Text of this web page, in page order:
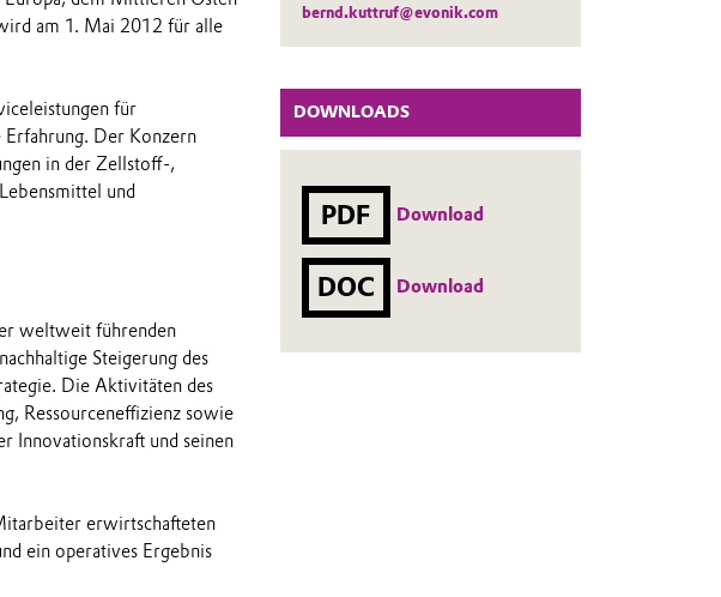
bernd.kuttruf@evonik.com
DOWNLOADS
PDF Download
DOC Download
am 1. Mai 2012 für alle
für
Der Konzern
in der Zellstoff-,
und
weltweit führenden
Steigerung des
Die Aktivitäten des
Ressourceneffizienz sowie
Innovationskraft und seinen
erwirtschafteten
ein operatives Ergebnis